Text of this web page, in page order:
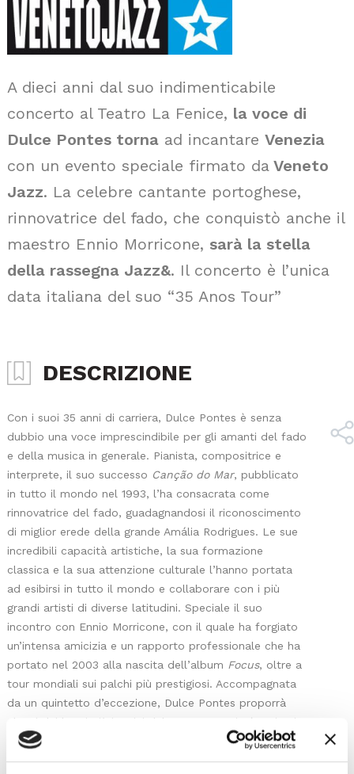
A dieci anni dal suo indimenticabile
concerto al Teatro La Fenice, la voce di
Dulce Pontes torna ad incantare Venezia
con un evento speciale firmato da Veneto
Jazz. La celebre cantante portoghese,
rinnovatrice del fado, che conquistò anche il
maestro Ennio Morricone, sarà la stella
della rassegna Jazz&. Il concerto è l’unica
data italiana del suo “35 Anos Tour”
DESCRIZIONE
Con i suoi 35 anni di carriera, Dulce Pontes è senza
dubbio una voce imprescindibile per gli amanti del fado
e della musica in generale. Pianista, compositrice e
interprete, il suo successo Canção do Mar, pubblicato
in tutto il mondo nel 1993, l’ha consacrata come
rinnovatrice del fado, guadagnandosi il riconoscimento
di miglior erede della grande Amália Rodrigues. Le sue
incredibili capacità artistiche, la sua formazione
classica e la sua attenzione culturale l’hanno portata
ad esibirsi in tutto il mondo e collaborare con i più
grandi artisti di diverse latitudini. Speciale il suo
incontro con Ennio Morricone, con il quale ha forgiato
un’intensa amicizia e un rapporto professionale che ha
portato nel 2003 alla nascita dell’album Focus, oltre a
tour mondiali sui palchi più prestigiosi. Accompagnata
da un quintetto d’eccezione, Dulce Pontes proporrà
alcuni dei brani più iconici del suo repertorio (O Primeiro
Canto, Morricone…) e altri tratti dal suo ultimo album
Perfil